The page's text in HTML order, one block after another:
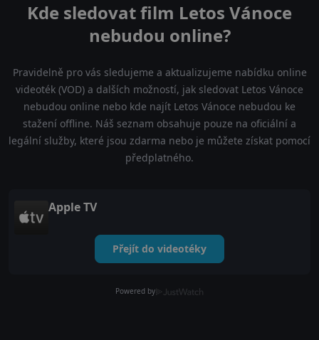
Kde sledovat film Letos Vánoce
nebudou online?
Pravidelně pro vás sledujeme a aktualizujeme nabídku online
videoték (VOD) a dalších možností, jak sledovat Letos Vánoce
nebudou online nebo kde najít Letos Vánoce nebudou ke
stažení offline. Náš seznam obsahuje pouze na oficiální a
legální služby, které jsou zdarma nebo je můžete získat pomocí
předplatného.
Apple TV
Přejít do videotéky
Powered by